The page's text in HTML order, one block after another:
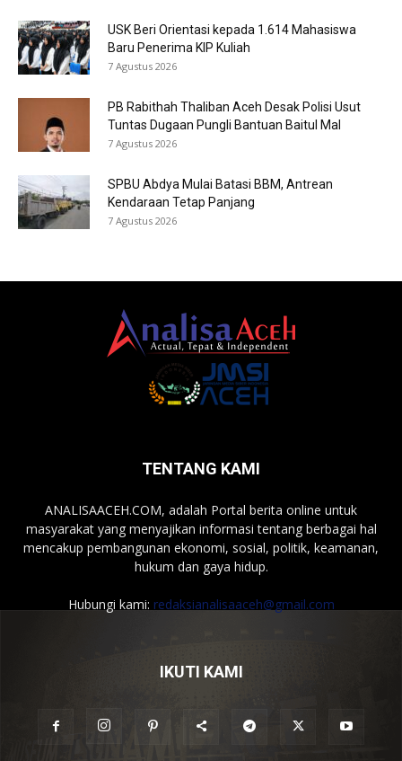
USK Beri Orientasi kepada 1.614 Mahasiswa
Baru Penerima KIP Kuliah
7 Agustus 2026
PB Rabithah Thaliban Aceh Desak Polisi Usut
Tuntas Dugaan Pungli Bantuan Baitul Mal
7 Agustus 2026
SPBU Abdya Mulai Batasi BBM, Antrean
Kendaraan Tetap Panjang
7 Agustus 2026
TENTANG KAMI
ANALISAACEH.COM, adalah Portal berita online untuk
masyarakat yang menyajikan informasi tentang berbagai hal
mencakup pembangunan ekonomi, sosial, politik, keamanan,
hukum dan gaya hidup.
Hubungi kami: redaksianalisaaceh@gmail.com
IKUTI KAMI